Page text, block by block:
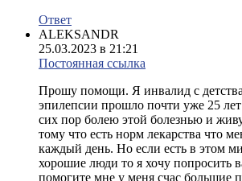
Ответ
ALEKSANDR
25.03.2023 в 21:21
Постоянная ссылка
Прошу помощи. Я инвалид с
эпилепсии прошло почти уже 25
сих пор болею этой болезнью и
тому что есть норм лекарства что
каждый день. Но если есть в этом
хорошие люди то я хочу попросить
помогите мне у меня счас большие